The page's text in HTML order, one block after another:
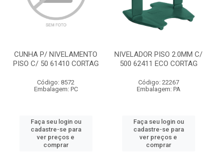
CUNHA P/ NIVELAMENTO
PISO C/ 50 61410 CORTAG
Código: 8572
Embalagem: PC
Faça seu login ou
cadastre-se para
ver preços e
comprar
NIVELADOR PISO 2.0MM C/
500 62411 ECO CORTAG
Código: 22267
Embalagem: PA
Faça seu login ou
cadastre-se para
ver preços e
comprar